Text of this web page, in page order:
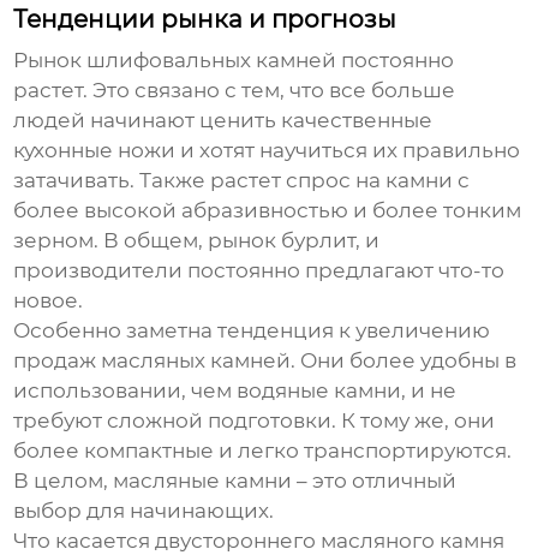
Тенденции рынка и прогнозы
Рынок шлифовальных камней постоянно
растет. Это связано с тем, что все больше
людей начинают ценить качественные
кухонные ножи и хотят научиться их правильно
затачивать. Также растет спрос на камни с
более высокой абразивностью и более тонким
зерном. В общем, рынок бурлит, и
производители постоянно предлагают что-то
новое.
Особенно заметна тенденция к увеличению
продаж масляных камней. Они более удобны в
использовании, чем водяные камни, и не
требуют сложной подготовки. К тому же, они
более компактные и легко транспортируются.
В целом, масляные камни – это отличный
выбор для начинающих.
Что касаетсядвустороннего масляного камня